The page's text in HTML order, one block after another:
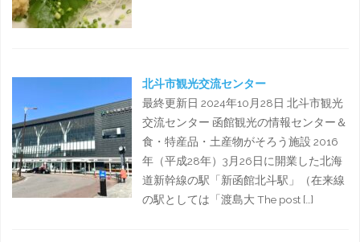
北斗市観光交流センター
最終更新日 2024年10月28日 北斗市観光
交流センター 函館観光の情報センター＆
食・特産品・土産物がそろう施設 2016
年（平成28年）3月26日に開業した北海
道新幹線の駅「新函館北斗駅」（在来線
の駅としては「渡島大 The post […]